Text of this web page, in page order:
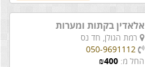
אלאדין בקתות ומערות
רמת הגולן, חד נס
050-9691112
החל מ:
₪400